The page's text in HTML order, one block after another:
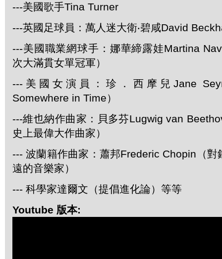
---美國歌手Tina Turner
---英國足球員：萬人迷大衛‧碧咸David
---美國職業網球手：娜華締露娃Martina
次大滿貫女單冠軍）
---美國女演員：珍．西摩兒Jane
Somewhere in Time）
---維也納作曲家：貝多芬Lugwig van
史上最偉大作曲家）
--- 波蘭籍作曲家：蕭邦Frederic Chopin（對
遠的音樂家）
--- 科學家達爾文（提倡進化論）等等
Youtube 版本: